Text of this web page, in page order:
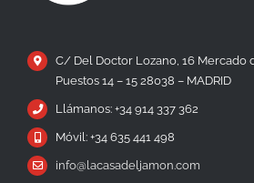
Puestos 14 – 15 28038 – MADRID
Llámanos: +34 914 337 362
Móvil: +34 635 441 498
info@lacasadeljamon.com